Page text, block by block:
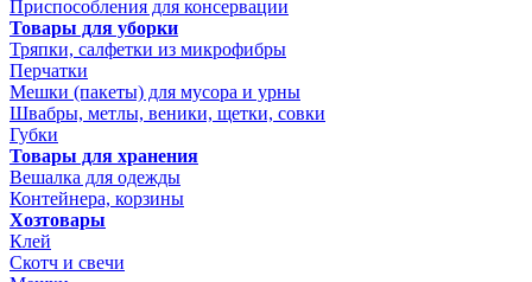
Приспособления для консервации
Товары для уборки
Тряпки, салфетки из микрофибры
Перчатки
Мешки (пакеты) для мусора и урны
Швабры, метлы, веники, щетки, совки
Губки
Товары для хранения
Вешалка для одежды
Контейнера, корзины
Хозтовары
Клей
Скотч и свечи